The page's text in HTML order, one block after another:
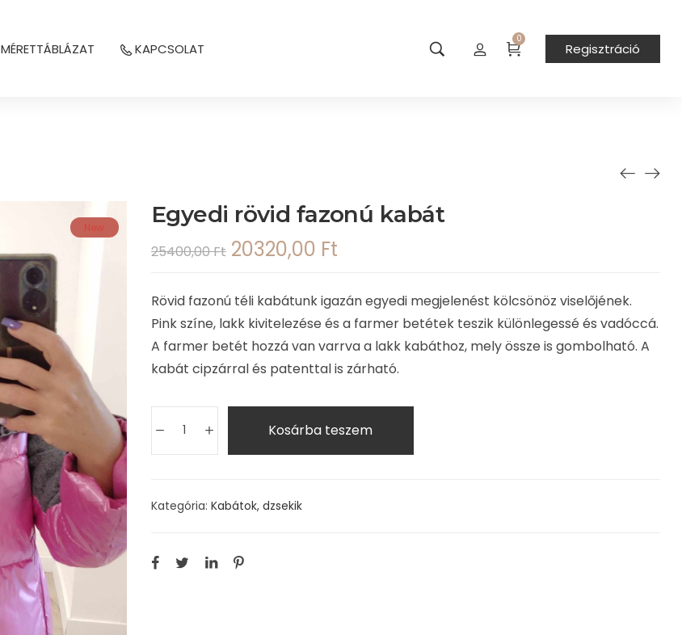
MÉRETTÁBLÁZAT KAPCSOLAT
0
Regisztráció
New Egyedi rövid fazonú kabát
25400,00Ft 20320,00 Ft
Rövid fazonú téli kabátunk igazán egyedi megjelenést kölcsönöz viselőjének.
Pink színe, lakk kivitelezése és a farmer betétek teszik különlegessé és vadóccá.
A farmer betét hozzá van varrva a lakk kabáthoz, mely össze is gombolható. A
kabát cipzárral és patenttal is zárható.
Kosárba teszem
Kategória: Kabátok, dzsekik